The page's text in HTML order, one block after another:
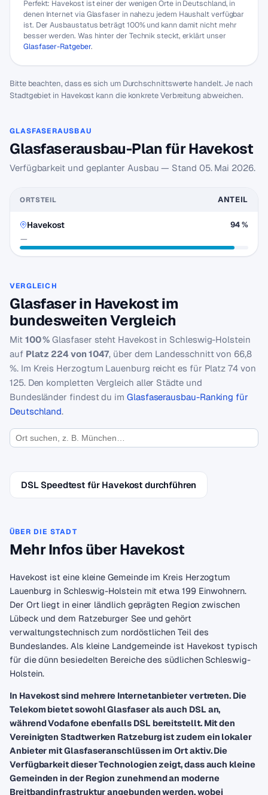
Perfekt: Havekost ist einer der wenigen Orte in Deutschland, in
denen Internet via Glasfaser in nahezu jedem Haushalt verfügbar
ist. Der Ausbaustatus beträgt 100% und kann damit nicht mehr
besser werden. Was hinter der Technik steckt, erklärt unser
Glasfaser-Ratgeber.
Bitte beachten, dass es sich um Durchschnittswerte handelt. Je nach
Stadtgebiet in Havekost kann die konkrete Verbreitung abweichen.
GLASFASERAUSBAU
Glasfaserausbau-Plan für Havekost
Verfügbarkeit und geplanter Ausbau — Stand 05. Mai 2026.
ORTSTEIL ANTEIL
Havekost
—
94 %
VERGLEICH
Glasfaser in Havekost im
bundesweiten Vergleich
Mit 100 % Glasfaser steht Havekost in Schleswig-Holstein
auf Platz 224 von 1047, über dem Landesschnitt von 66,8
%. Im Kreis Herzogtum Lauenburg reicht es für Platz 74 von
125. Den kompletten Vergleich aller Städte und
Bundesländer findest du im Glasfaserausbau-Ranking für
Deutschland.
DSL Speedtest für Havekost durchführen
ÜBER DIE STADT
Mehr Infos über Havekost
Havekost ist eine kleine Gemeinde im Kreis Herzogtum
Lauenburg in Schleswig-Holstein mit etwa 199 Einwohnern.
Der Ort liegt in einer ländlich geprägten Region zwischen
Lübeck und dem Ratzeburger See und gehört
verwaltungstechnisch zum nordöstlichen Teil des
Bundeslandes. Als kleine Landgemeinde ist Havekost typisch
für die dünn besiedelten Bereiche des südlichen Schleswig-
Holstein.
In Havekost sind mehrere Internetanbieter vertreten. Die
Telekom bietet sowohl Glasfaser als auch DSL an,
während Vodafone ebenfalls DSL bereitstellt. Mit den
Vereinigten Stadtwerken Ratzeburg ist zudem ein lokaler
Anbieter mit Glasfaseranschlüssen im Ort aktiv. Die
Verfügbarkeit dieser Technologien zeigt, dass auch kleine
Gemeinden in der Region zunehmend an moderne
Breitbandinfrastruktur angebunden werden, wobei